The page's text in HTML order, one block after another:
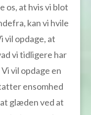
os, at hvis vi blot
kan vi hvile
opdage, at
vi tidligere har
vil opdage en
ensomhed
glæden ved at